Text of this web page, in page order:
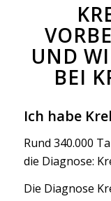
UND
BEI
Ich habe
Rund 340.000
die Diagnose:
Die Diagnose